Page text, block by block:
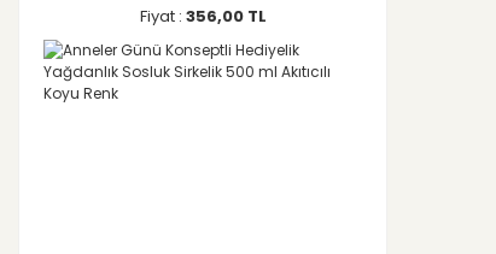
Fiyat : 356,00 TL